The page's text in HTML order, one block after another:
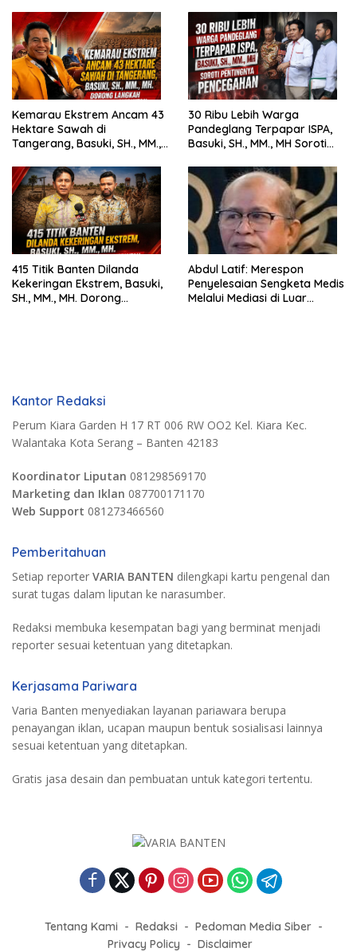
Kemarau Ekstrem Ancam 43
Hektare Sawah di
Tangerang, Basuki, SH., MM.,
Pemerintah
30 Ribu Lebih Warga
Pandeglang Terpapar ISPA,
Basuki, SH., MM., MH Soroti
415 Titik Banten Dilanda
Kekeringan Ekstrem, Basuki,
SH., MM., MH. Dorong
Abdul Latif: Merespon
Penyelesaian Sengketa Medis
Melalui Mediasi di Luar
Kantor Redaksi
Perum Kiara Garden H 17 RT 006 RW OO2 Kel. Kiara Kec.
Walantaka Kota Serang – Banten 42183
Koordinator Liputan 081298569170
Marketing dan Iklan 087700171170
Web Support 081273466560
Pemberitahuan
Setiap reporter VARIA BANTEN dilengkapi kartu pengenal dan
surat tugas dalam liputan ke narasumber.
Redaksi membuka kesempatan bagi yang berminat menjadi
reporter sesuai ketentuan yang ditetapkan.
Kerjasama Pariwara
Varia Banten menyediakan layanan pariawara berupa
penayangan iklan, ucapan maupun bentuk sosialisasi lainnya
sesuai ketentuan yang ditetapkan.
Gratis jasa desain dan pembuatan untuk kategori tertentu.
Tentang Kami Redaksi
Pedoman Media Siber
Privacy Policy
Disclaimer